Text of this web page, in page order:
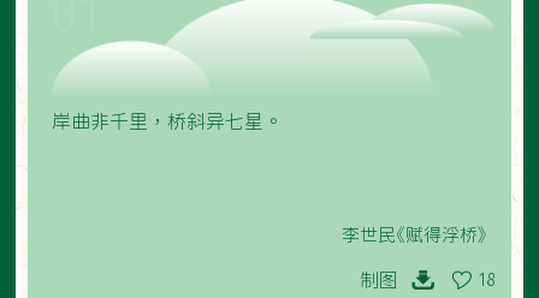
岸曲非千里，桥斜异七星。
李世民《赋得浮桥》
制图 18